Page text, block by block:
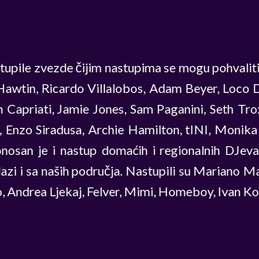
zvezde čijim nastupima se mogu
Ricardo Villalobos, Adam Beyer, Loco
Capriati, Jamie Jones, Sam Paganini, Seth
Enzo Siradusa, Archie Hamilton, tINI,
je i nastup domaćih i regionalnih
i sa naših područja. Nastupili su Mariano
Andrea Ljekaj, Felver, Mimi, Homeboy, Ivan